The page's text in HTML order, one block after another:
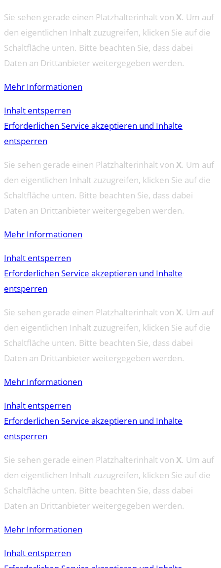
Sie sehen gerade einen Platzhalterinhalt von X. Um auf
den eigentlichen Inhalt zuzugreifen, klicken Sie auf die
Schaltfläche unten. Bitte beachten Sie, dass dabei
Daten an Drittanbieter weitergegeben werden.
Mehr Informationen
Inhalt entsperren
Erforderlichen Service akzeptieren und Inhalte
entsperren
Sie sehen gerade einen Platzhalterinhalt von X. Um auf
den eigentlichen Inhalt zuzugreifen, klicken Sie auf die
Schaltfläche unten. Bitte beachten Sie, dass dabei
Daten an Drittanbieter weitergegeben werden.
Mehr Informationen
Inhalt entsperren
Erforderlichen Service akzeptieren und Inhalte
entsperren
Sie sehen gerade einen Platzhalterinhalt von X. Um auf
den eigentlichen Inhalt zuzugreifen, klicken Sie auf die
Schaltfläche unten. Bitte beachten Sie, dass dabei
Daten an Drittanbieter weitergegeben werden.
Mehr Informationen
Inhalt entsperren
Erforderlichen Service akzeptieren und Inhalte
entsperren
Sie sehen gerade einen Platzhalterinhalt von X. Um auf
den eigentlichen Inhalt zuzugreifen, klicken Sie auf die
Schaltfläche unten. Bitte beachten Sie, dass dabei
Daten an Drittanbieter weitergegeben werden.
Mehr Informationen
Inhalt entsperren